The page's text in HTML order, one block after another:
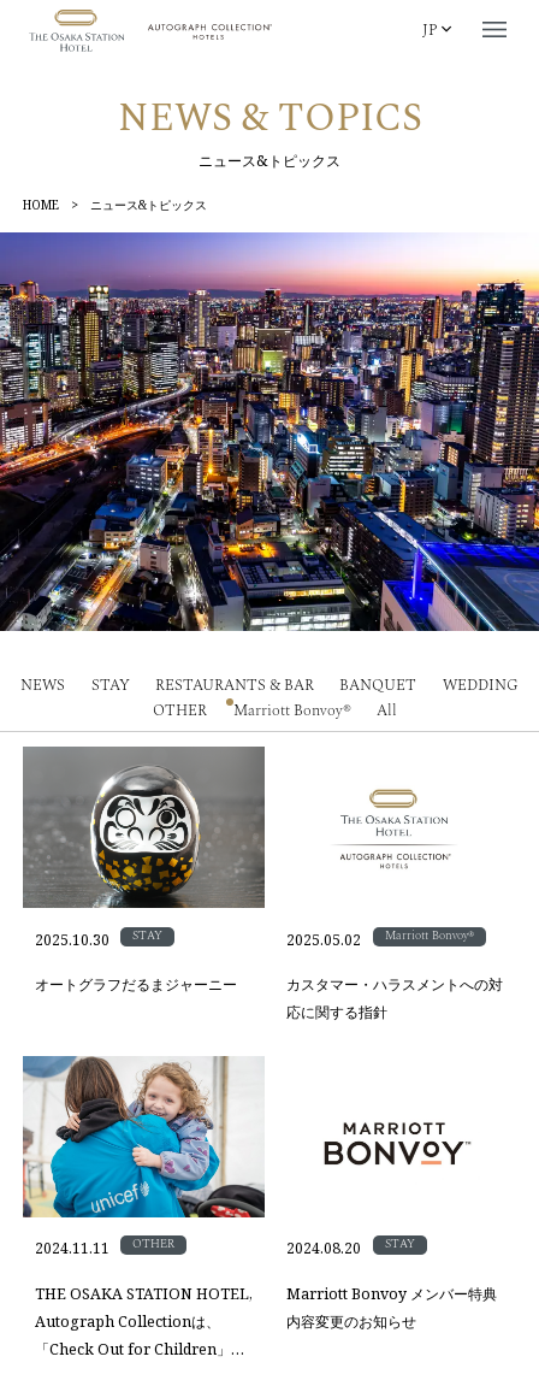
JP
NEWS & TOPICS
ニュース&トピックス
HOME > ニュース&トピックス
NEWS STAY RESTAURANTS & BAR BANQUET
WEDDING
OTHER
Marriott Bonvoy® All
オートグラフだるまジャーニー
2025.10.30 STAY
カスタマー・ハラスメントへの対
応に関する指針
2025.05.02 Marriott Bonvoy®
THE OSAKA STATION HOTEL,
Autograph Collectionは、
「Check Out for Children」に
2024.11.11 OTHER
Marriott Bonvoy メンバー特典
内容変更のお知らせ
2024.08.20 STAY